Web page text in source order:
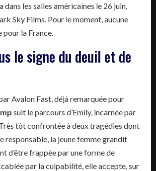
les salles américaines le 26 juin,
Sky Films. Pour le moment, aucune
la France.
le signe du deuil et de
Avalon Fast, déjà remarquée pour
suit le parcours d’Emily, incarnée par
tôt confrontée à deux tragédies dont
responsable, la jeune femme grandit
d’être frappée par une forme de
par la culpabilité, elle accepte, sur